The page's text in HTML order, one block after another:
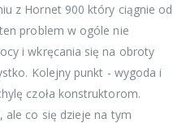
z Hornet 900 który ciągnie od
problem w ogóle nie
i wkręcania się na obroty
Kolejny punkt - wygoda i
czoła konstruktorom.
ale co się dzieje na tym